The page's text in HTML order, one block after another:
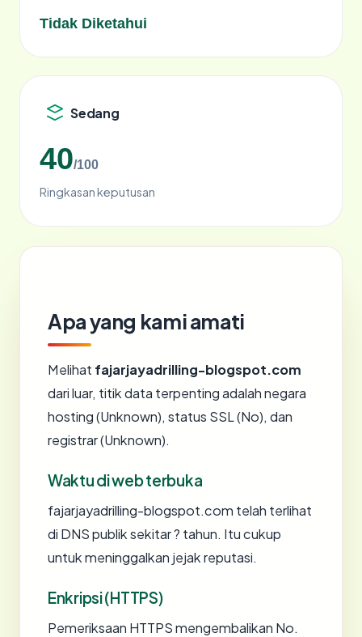
Tidak Diketahui
Sedang
40/100
Ringkasan keputusan
Apa yang kami amati
Melihat fajarjayadrilling-blogspot.com
dari luar, titik data terpenting adalah negara
hosting (Unknown), status SSL (No), dan
registrar (Unknown).
Waktu di web terbuka
fajarjayadrilling-blogspot.com telah terlihat
di DNS publik sekitar ? tahun. Itu cukup
untuk meninggalkan jejak reputasi.
Enkripsi (HTTPS)
Pemeriksaan HTTPS mengembalikan No.